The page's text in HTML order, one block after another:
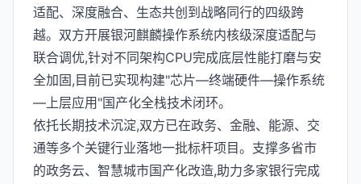
适配、深度融合、生态共创到战略同行的四级跨
越。双方开展银河麒麟操作系统内核级深度适配与
联合调优,针对不同架构CPU完成底层性能打磨与安
全加固,目前已实现构建"芯片—终端硬件—操作系统
—上层应用"国产化全栈技术闭环。
依托长期技术沉淀,双方已在政务、金融、能源、交
通等多个关键行业落地一批标杆项目。支撑多省市
的政务云、智慧城市国产化改造,助力多家银行完成